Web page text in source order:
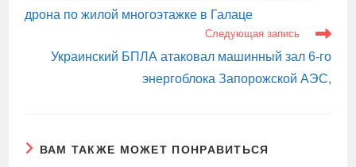
дрона по жилой многоэтажке в Галаце
Следующая запись
Украинский БПЛА атаковал машинный зал 6-го
энергоблока Запорожской АЭС,
ВАМ ТАКЖЕ МОЖЕТ ПОНРАВИТЬСЯ